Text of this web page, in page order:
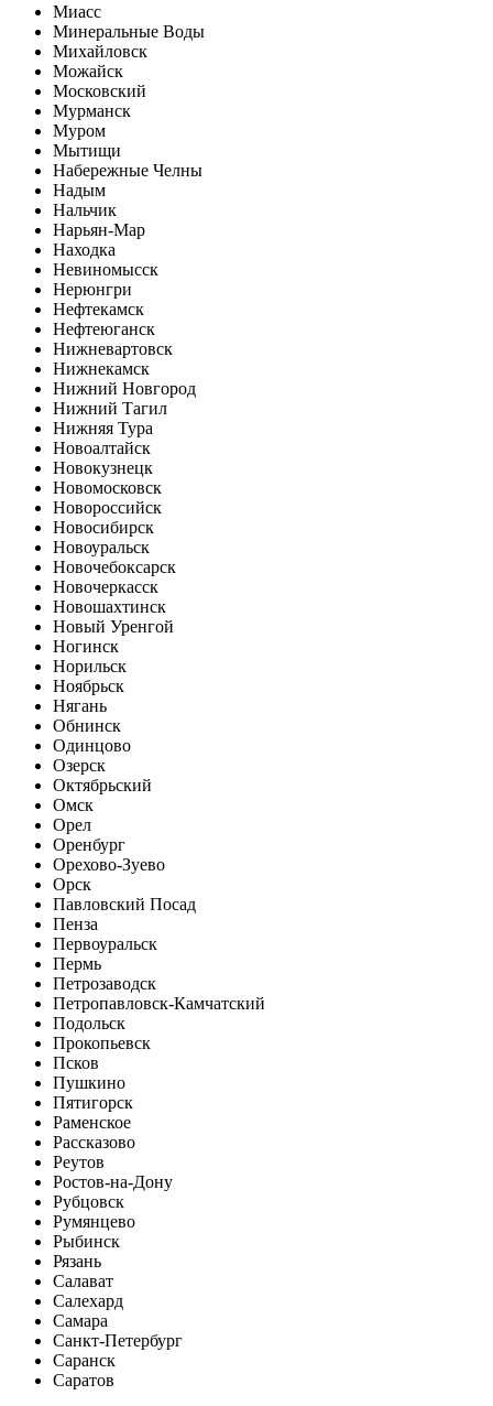
Миасс
Минеральные Воды
Михайловск
Можайск
Московский
Мурманск
Муром
Мытищи
Набережные Челны
Надым
Нальчик
Нарьян-Мар
Находка
Невиномысск
Нерюнгри
Нефтекамск
Нефтеюганск
Нижневартовск
Нижнекамск
Нижний Новгород
Нижний Тагил
Нижняя Тура
Новоалтайск
Новокузнецк
Новомосковск
Новороссийск
Новосибирск
Новоуральск
Новочебоксарск
Новочеркасск
Новошахтинск
Новый Уренгой
Ногинск
Норильск
Ноябрьск
Нягань
Обнинск
Одинцово
Озерск
Октябрьский
Омск
Орел
Оренбург
Орехово-Зуево
Орск
Павловский Посад
Пенза
Первоуральск
Пермь
Петрозаводск
Петропавловск-Камчатский
Подольск
Прокопьевск
Псков
Пушкино
Пятигорск
Раменское
Рассказово
Реутов
Ростов-на-Дону
Рубцовск
Румянцево
Рыбинск
Рязань
Салават
Салехард
Самара
Санкт-Петербург
Саранск
Саратов